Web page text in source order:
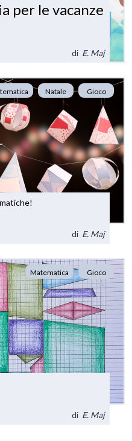
per le vacanze
di E. Maj
Natale Gioco
di E. Maj
Matematica Gioco
di E. Maj